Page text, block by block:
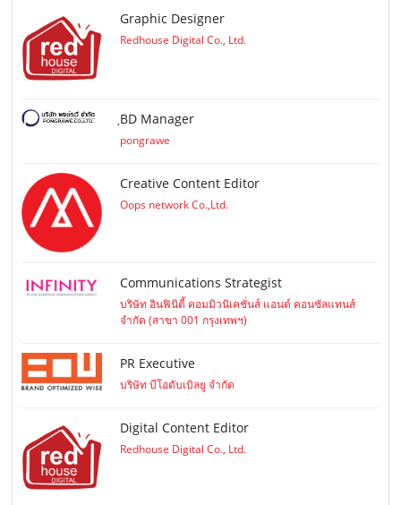
Graphic Designer
Redhouse Digital Co., Ltd.
ฺBD Manager
pongrawe
Creative Content Editor
Oops network Co.,Ltd.
Communications Strategist
บริษัท อินฟินิตี้ คอมมิวนิเคชั่นส์ แอนด์ คอนซัลแทนส์
จำกัด (สาขา 001 กรุงเทพฯ)
PR Executive
บริษัท บีโอดับเบิลยู จำกัด
Digital Content Editor
Redhouse Digital Co., Ltd.